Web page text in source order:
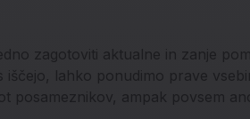
zagotoviti aktualne in zanje
lahko ponudimo prave
ampak povsem